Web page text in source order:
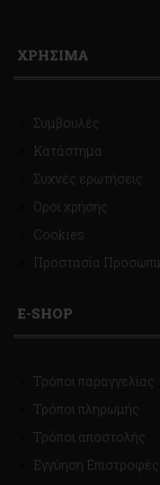
ΧΡΗΣΙΜΑ
Συμβουλές
Κατάστημα
Συχνές ερωτήσεις
Όροι χρήσης
Cookies
Προστασία
E-SHOP
Τρόποι παραγγελίας
Τρόποι πληρωμής
Τρόποι αποστολής
Εγγύηση Επιστροφές